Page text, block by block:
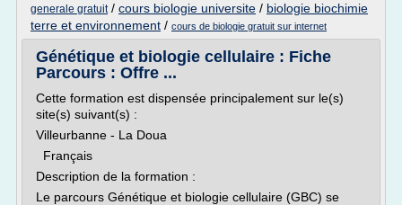
generale gratuit/ cours biologie universite / biologie biochimie
terre et environnement / cours de biologie gratuit sur internet
Génétique et biologie cellulaire : Fiche
Parcours : Offre ...
Cette formation est dispensée principalement sur le(s)
site(s) suivant(s) :
Villeurbanne - La Doua
Français
Description de la formation :
Le parcours Génétique et biologie cellulaire (GBC) se